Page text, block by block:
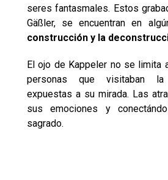
seres fantasmales. Estos
Gäßler, se encuentran en
construcción y la
El ojo de Kappeler no se limita
personas que visitaban
expuestas a su mirada. Las
sus emociones y
sagrado.